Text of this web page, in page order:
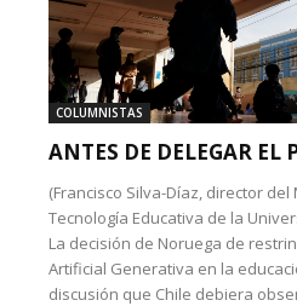
COLUMNISTAS
ANTES DE DELEGAR EL
(Francisco Silva-Díaz, director
Tecnología Educativa de la
La decisión de Noruega de
Artificial Generativa en la
discusión que Chile debiera